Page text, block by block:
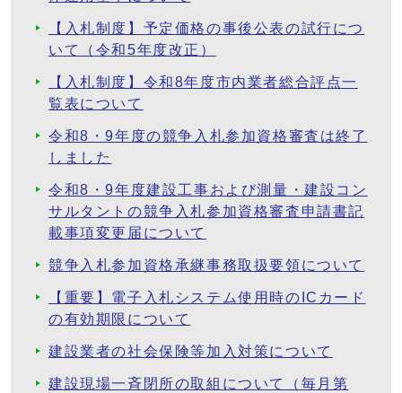
【入札制度】予定価格の事後公表の試行につ
いて（令和5年度改正）
【入札制度】令和8年度市内業者総合評点一
覧表について
令和8・9年度の競争入札参加資格審査は終了
しました
令和8・9年度建設工事および測量・建設コン
サルタントの競争入札参加資格審査申請書記
載事項変更届について
競争入札参加資格承継事務取扱要領について
【重要】電子入札システム使用時のICカード
の有効期限について
建設業者の社会保険等加入対策について
建設現場一斉閉所の取組について（毎月第